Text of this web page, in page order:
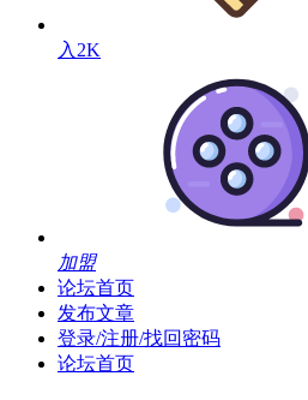
入2K
加盟
论坛首页
发布文章
登录/注册/找回密码
论坛首页